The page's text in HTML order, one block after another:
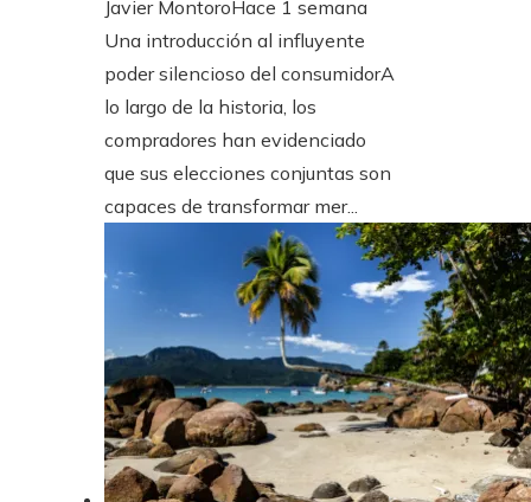
Javier MontoroHace 1 semana
Una introducción al influyente
poder silencioso del consumidorA
lo largo de la historia, los
compradores han evidenciado
que sus elecciones conjuntas son
capaces de transformar mer...